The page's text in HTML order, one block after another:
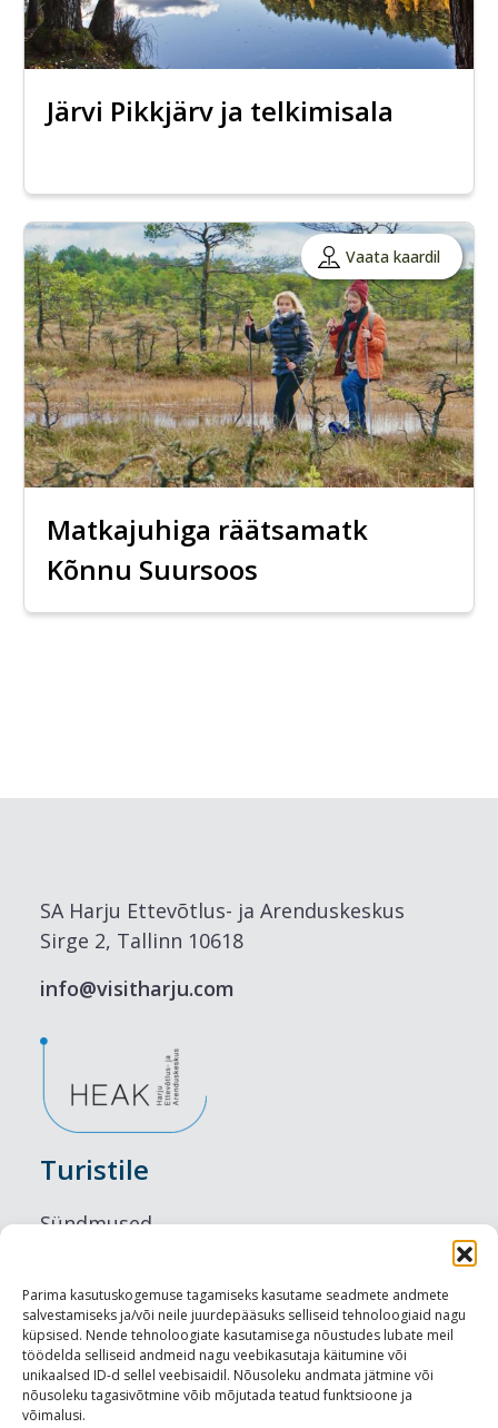
Parima kasutuskogemuse tagamiseks kasutame seadmete andmete
salvestamiseks ja/või neile juurdepääsuks selliseid tehnoloogiaid nagu
küpsised. Nende tehnoloogiate kasutamisega nõustudes lubate meil
töödelda selliseid andmeid nagu veebikasutaja käitumine või
unikaalsed ID-d sellel veebisaidil. Nõusoleku andmata jätmine või
nõusoleku tagasivõtmine võib mõjutada teatud funktsioone ja
võimalusi.
Järvi Pikkjärv ja telkimisala
Vaata kaardil
Matkajuhiga räätsamatk
Kõnnu Suursoos
SA Harju Ettevõtlus- ja Arenduskeskus
Sirge 2, Tallinn 10618
info@visitharju.com
Turistile
Sündmused
Maitseelamused
Vaatamisväärsused